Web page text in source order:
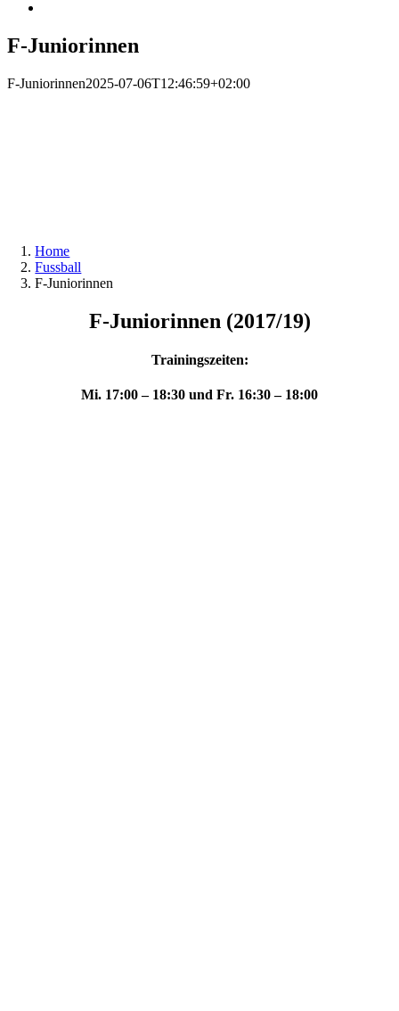
F-Juniorinnen
F-Juniorinnen2025-07-06T12:46:59+02:00
Home
Fussball
F-Juniorinnen
F-Juniorinnen (2017/19)
Trainingszeiten:
Mi. 17:00 – 18:30 und Fr. 16:30 – 18:00